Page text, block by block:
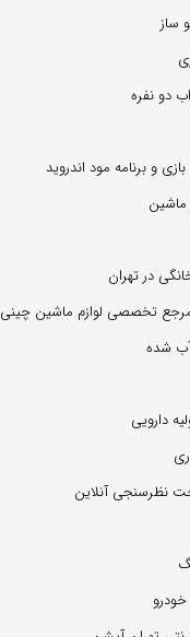
ساز
دو نفره
و برنامه مود اندروید
ماشین
در تهران
مرجع تخصصی لوازم ماشین چینی
شده
دارویی
نظرسنجی آنلاین